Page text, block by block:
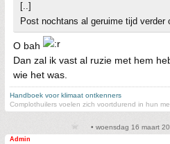
[..]
Post nochtans al geruime tijd verder
O bah
Dan zal ik vast al ruzie met hem
wie het was.
Handboek voor klimaat ontkenners
Complothuilers voelen zich voortdurend in hun
• woensdag 16 maart
Admin